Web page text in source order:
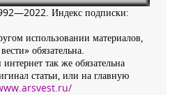
Индекс подписки:
использовании материалов,
обязательна.
так же обязательна
статьи, или на главную